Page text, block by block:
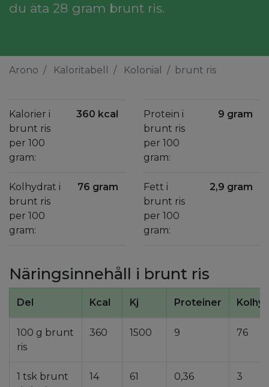
du äta 28 gram brunt ris.
Arono Kaloritabell Kolonial brunt ris
Kalorier i
brunt ris
per 100
gram:
360 kcal
Kolhydrat i
brunt ris
per 100
gram:
76 gram
Protein i
brunt ris
per 100
gram:
9 gram
Fett i
brunt ris
per 100
gram:
2,9 gram
Näringsinnehåll i brunt ris
Del Kcal Kj Proteiner
100 g brunt
ris
360 1500 9 76
1 tsk brunt
14 61 0,36 3